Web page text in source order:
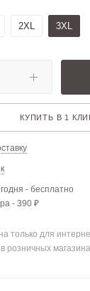
2XL 3XL
КУПИТЬ В 1
- бесплатно
- 390 ₽
только для
розничных